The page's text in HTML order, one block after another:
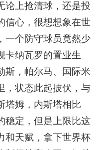
论上抢清球，还是投
信心，很想想象在世
一个防守球员竟然少
卡纳瓦罗的置业生
斯，帕尔马、国际米
，状态此起披伏，与
塔姆，内斯塔相比
稳定，但是上限比这
和天赋，拿下世界杯